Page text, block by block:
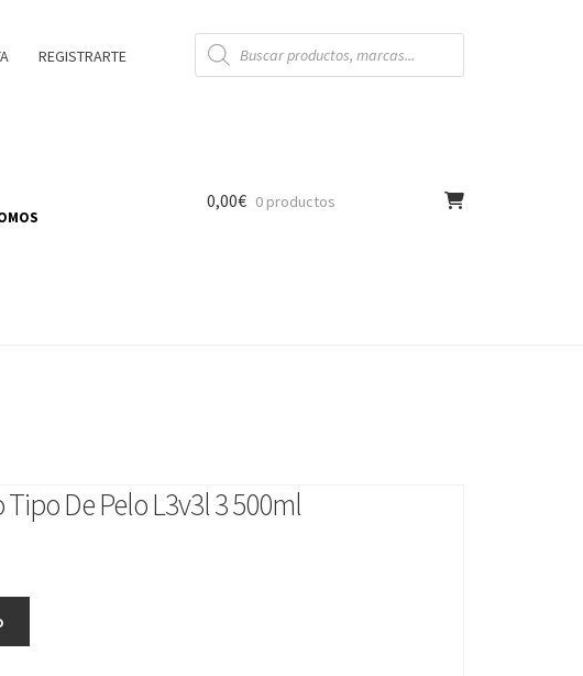
REGISTRARTE
Búsqueda
de
productos
0,00€ 0 productos
De Pelo L3v3l 3 500ml